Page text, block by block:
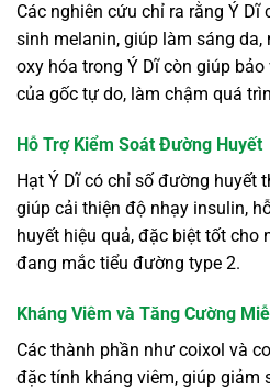
Các nghiên cứu chỉ ra rằng Ý Dĩ
sinh melanin, giúp làm sáng
oxy hóa trong Ý Dĩ còn giúp
của gốc tự do, làm chậm quá
Hỗ Trợ Kiểm Soát Đường Huyết
Hạt Ý Dĩ có chỉ số đường huyết
giúp cải thiện độ nhạy insulin,
huyết hiệu quả, đặc biệt tốt cho
đang mắc tiểu đường type 2.
Kháng Viêm và Tăng Cường
Các thành phần như coixol và
đặc tính kháng viêm, giúp giảm